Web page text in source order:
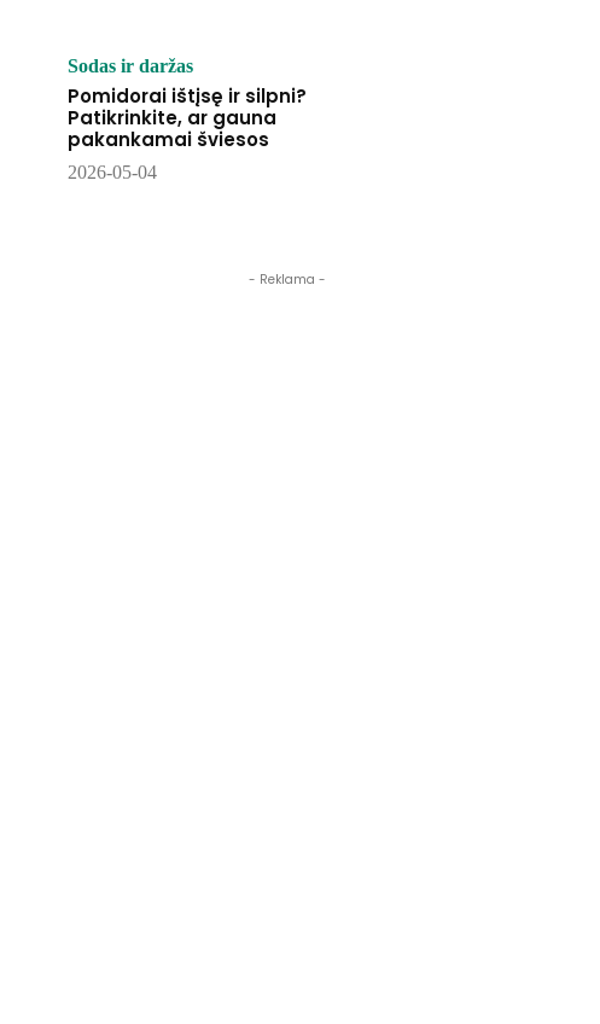
Sodas ir daržas
Pomidorai ištįsę ir silpni?
Patikrinkite, ar gauna
pakankamai šviesos
2026-05-04
- Reklama -